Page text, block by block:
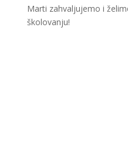
Marti zahvaljujemo i
školovanju!